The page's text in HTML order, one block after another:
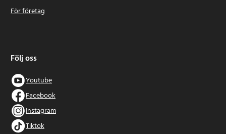
För företag
Följ oss
Youtube
Facebook
Instagram
Tiktok